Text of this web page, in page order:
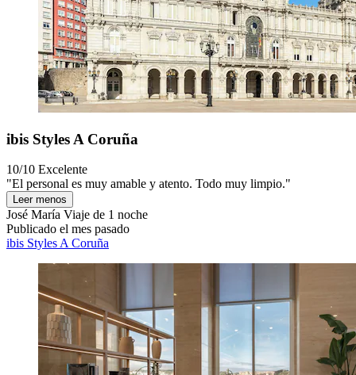
ibis Styles A Coruña
10/10 Excelente
"El personal es muy amable y atento. Todo muy limpio."
Leer menos
José María Viaje de 1 noche
Publicado el mes pasado
ibis Styles A Coruña